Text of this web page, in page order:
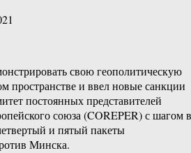
свою геополитическую
пространстве и ввел новые санкции
постоянных представителей
союза (COREPER) с шагом в
и пятый пакеты
Минска.